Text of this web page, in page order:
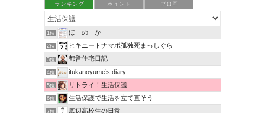
ランキング ポイント ブロ画
1位 ほ の か
2位 ヒキニートナマポ孤独死まっしぐら
3位 都営住宅日記
4位 itukanoyume’s diary
5位 リトライ！生活保護
6位 生活保護で生活を立て直そう
7位 底辺高校生の日常